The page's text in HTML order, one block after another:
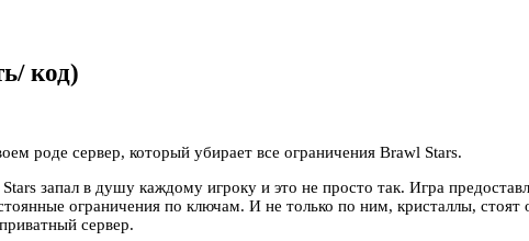
код)
роде сервер, который убирает все ограничения Brawl Stars.
запал в душу каждому игроку и это не просто так. Игра
ограничения по ключам. И не только по ним, кристаллы,
сервер.